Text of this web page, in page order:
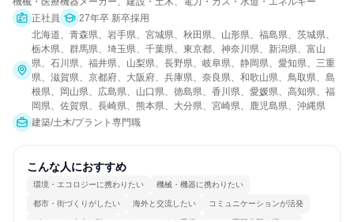
正社員
27年卒 新卒採用
北海道、青森県、岩手県、宮城県、秋田県、山形県、福島県、茨城県、
栃木県、群馬県、埼玉県、千葉県、東京都、神奈川県、新潟県、富山
県、石川県、福井県、山梨県、長野県、岐阜県、静岡県、愛知県、三重
県、滋賀県、京都府、大阪府、兵庫県、奈良県、和歌山県、鳥取県、島
根県、岡山県、広島県、山口県、徳島県、香川県、愛媛県、高知県、福
岡県、佐賀県、長崎県、熊本県、大分県、宮崎県、鹿児島県、沖縄県
建築/土木/プラント専門職
こんな人におすすめ
環境・エコロジーに携わりたい 機械・機器に携わりたい
都市・街づくりがしたい 海外と交流したい コミュニケーションが活発